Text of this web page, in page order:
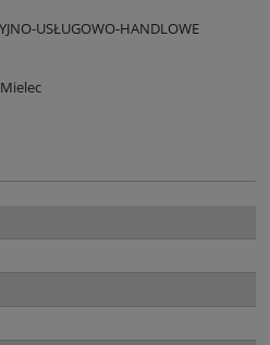
USŁUGOWO-HANDLOWE